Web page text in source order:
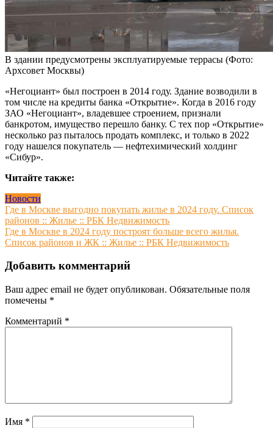
В здании предусмотрены эксплуатируемые террасы (Фото:
Архсовет Москвы)
«Негоциант» был построен в 2014 году. Здание возводили в
том числе на кредиты банка «Открытие». Когда в 2016 году
ЗАО «Негоциант», владевшее строением, признали
банкротом, имущество перешло банку. С тех пор «Открытие»
несколько раз пыталось продать комплекс, и только в 2022
году нашелся покупатель — нефтехимический холдинг
«Сибур».
Читайте также:
Новости
Навигация
по
записям
Где в Москве выгодно покупать жилье в 2024 году. Список
районов :: Жилье :: РБК Недвижимость
Где в Москве в 2024 году построят больше всего жилья.
Список районов и ЖК :: Жилье :: РБК Недвижимость
Добавить комментарий
Ваш адрес email не будет опубликован. Обязательные поля
помечены *
Комментарий *
Имя *